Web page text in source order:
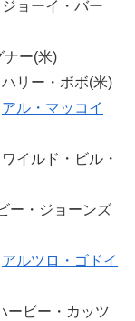
ョーイ・バー
ー(米)
リー・ボボ(米)
アル・マッコイ
イルド・ビル・
・ジョーンズ
アルツロ・ゴドイ
ビー・カッツ